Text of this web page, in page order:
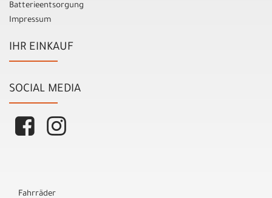
Batterieentsorgung
Impressum
IHR EINKAUF
SOCIAL MEDIA
Fahrräder